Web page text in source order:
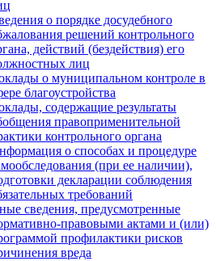
о порядке досудебного
решений контрольного
действий (бездействия) его
лиц
о муниципальном контроле в
благоустройства
содержащие результаты
правоприменительной
контрольного органа
о способах и процедуре
(при ее наличии),
декларации соблюдения
требований
сведения, предусмотренные
правовыми актами и (или)
профилактики рисков
вреда